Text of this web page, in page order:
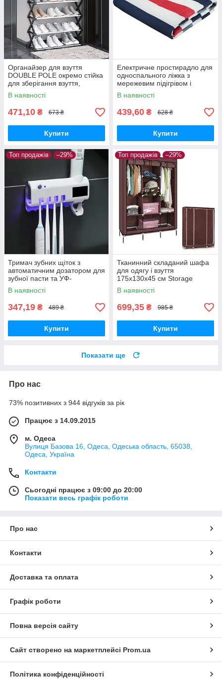
Органайзер для взуття
DOUBLE POLE окремо стійка
для зберігання взуття,
високий органайзер
В наявності
471,10 ₴ 673 ₴
Купити
Електричне простирадло для
односпального ліжка з
мережевим підігрівом і
регульованою
температурою, 150×70 см
В наявності
439,60 ₴ 628 ₴
Купити
Топ продажів –29%
Тримач зубних щіток з
автоматичним дозатором для
зубної пасти та УФ-
Стерилізатор 3 в 1
В наявності
347,19 ₴ 489 ₴
Купити
Топ продажів –29%
Тканинний складаний шафа
для одягу і взуття
175х130х45 см Storage
Wardrobe 88130 AN
В наявності
699,35 ₴ 985 ₴
Купити
Показати ще
Про нас
73% позитивних з 944 відгуків за рік
Працює з 14.09.2015
м. Одеса
Вулиця Базова 16, Одеса, Одеська область, 65038,
Одеса, Україна
Контакти
Сьогодні працює з 09:00 до 20:00
Показати весь графік роботи
Про нас
Контакти
Доставка та оплата
Графік роботи
Повна версія сайту
Сайт створено на маркетплейсі Prom.ua
Політика конфіденційності